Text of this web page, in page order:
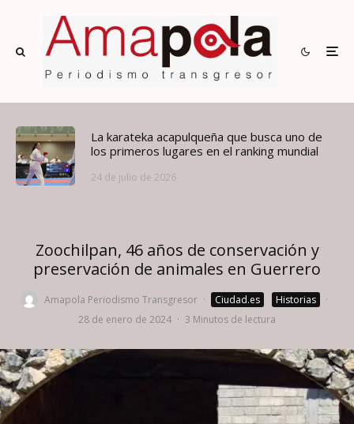
La karateka acapulqueña que busca uno de
los primeros lugares en el ranking mundial
24 de julio de 2026
Zoochilpan, 46 años de conservación y
preservación de animales en Guerrero
Amapola Periodismo Transgresor · Ciudad.es Historias
·
28 de enero de 2024 · 3 Minutos de lectura